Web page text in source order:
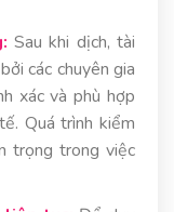
Sau khi dịch, tài
các chuyên gia
xác và phù hợp
Quá trình kiểm
trọng trong việc